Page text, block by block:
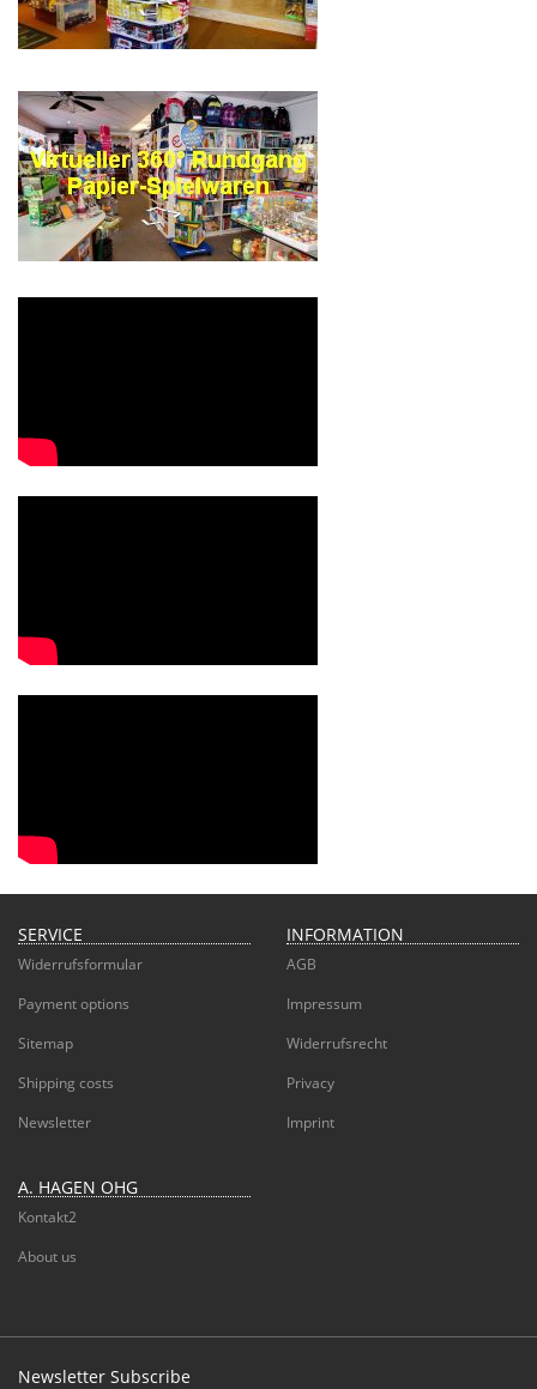
SERVICE
Widerrufsformular
Payment options
Sitemap
Shipping costs
Newsletter
INFORMATION
AGB
Impressum
Widerrufsrecht
Privacy
Imprint
A. HAGEN OHG
Kontakt2
About us
Newsletter Subscribe